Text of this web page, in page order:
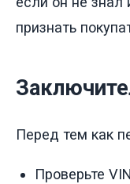
признать
Перед тем как
Проверьте